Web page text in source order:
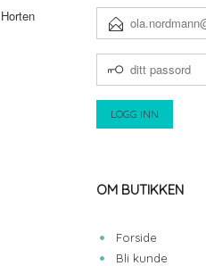
POSTADRESSE
PASSORD
OM BUTIKKEN
Forside
Bli kunde